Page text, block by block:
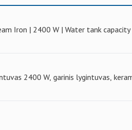
Iron | 2400 W | Water tank
2400 W, garinis lygintuvas,